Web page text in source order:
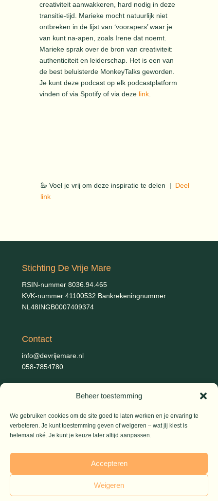
Beheer toestemming
We gebruiken cookies om de site goed te laten werken en je ervaring te
verbeteren. Je kunt toestemming geven of weigeren – wat jij kiest is
helemaal oké. Je kunt je keuze later altijd aanpassen.
Accepteren
Weigeren
creativiteit aanwakkeren, hard nodig in deze
transitie-tijd. Marieke mocht natuurlijk niet
ontbreken in de lijst van ‘voorapers’ waar je
van kunt na-apen, zoals Irene dat noemt.
Marieke sprak over de bron van creativiteit:
authenticiteit en leiderschap. Het is een van
de best beluisterde MonkeyTalks geworden.
Je kunt deze podcast op elk podcastplatform
vinden of via Spotify of via deze link.
🦢 Voel je vrij om deze inspiratie te delen |
Deel
link
Stichting De Vrije Mare
RSIN-nummer 8036.94.465
KVK-nummer 41100532 Bankrekeningnummer
NL48INGB0007409374
Contact
info@devrijemare.nl
058-7854780
Gerold Febis, Johanna Koelman, Ronald de Jong,Aart
Blom (artikelen), Iris Planting (Marieke)